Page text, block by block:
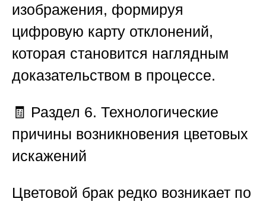
изображения, формируя
цифровую карту отклонений,
которая становится наглядным
доказательством в процессе.
🧾 Раздел 6. Технологические
причины возникновения цветовых
искажений
Цветовой брак редко возникает по